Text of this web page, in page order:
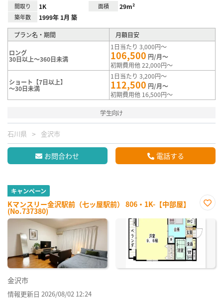
間取り 1K 面積 29m²
築年数 1999年 1月 築
プラン名・期間 月額目安
ロング
30日以上～360日未満
1日当たり 3,000円～
106,500 円/月～
初期費用他 22,000円～
ショート【7日以上】
～30日未満
1日当たり 3,200円～
112,500 円/月～
初期費用他 16,500円～
学生向け
石川県 金沢市
お問合わせ 電話する
キャンペーン
Kマンスリー金沢駅前（七ッ屋駅前） 806・1K-【中部屋】
(No.737380)
に入
り登
録
金沢市
情報更新日 2026/08/02 12:24